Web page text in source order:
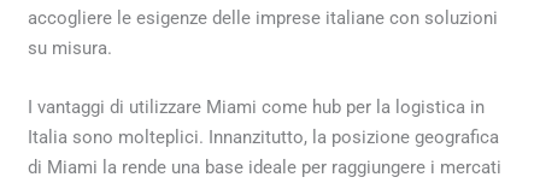
accogliere le esigenze delle imprese italiane con soluzioni
su misura.
I vantaggi di utilizzare Miami come hub per la logistica in
Italia sono molteplici. Innanzitutto, la posizione geografica
di Miami la rende una base ideale per raggiungere i mercati